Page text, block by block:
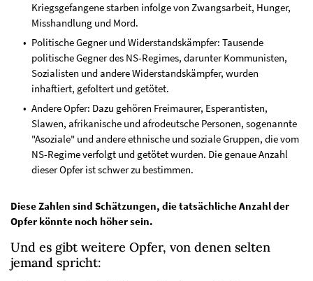
Kriegsgefangene starben infolge von Zwangsarbeit, Hunger,
Misshandlung und Mord.
Politische Gegner und Widerstandskämpfer: Tausende
politische Gegner des NS-Regimes, darunter Kommunisten,
Sozialisten und andere Widerstandskämpfer, wurden
inhaftiert, gefoltert und getötet.
Andere Opfer: Dazu gehören Freimaurer, Esperantisten,
Slawen, afrikanische und afrodeutsche Personen, sogenannte
"Asoziale" und andere ethnische und soziale Gruppen, die vom
NS-Regime verfolgt und getötet wurden. Die genaue Anzahl
dieser Opfer ist schwer zu bestimmen.
Diese Zahlen sind Schätzungen, die tatsächliche Anzahl der
Opfer könnte noch höher sein.
Und es gibt weitere Opfer, von denen selten
jemand spricht: